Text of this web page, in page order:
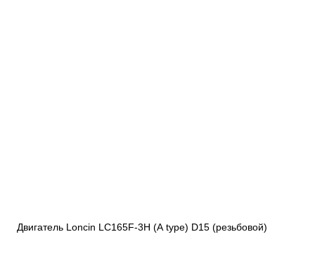
Двигатель Loncin LC165F-3H (A type) D15 (резьбовой)